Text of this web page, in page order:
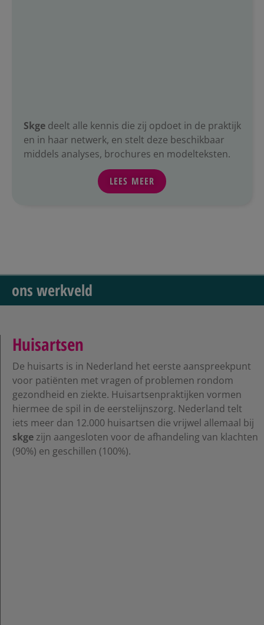
Skge deelt alle kennis die zij opdoet in de praktijk
en in haar netwerk, en stelt deze beschikbaar
middels analyses, brochures en modelteksten.
LEES MEER
ons werkveld
Huisartsen
De huisarts is in Nederland het eerste aanspreekpunt
voor patiënten met vragen of problemen rondom
gezondheid en ziekte. Huisartsenpraktijken vormen
hiermee de spil in de eerstelijnszorg. Nederland telt
iets meer dan 12.000 huisartsen die vrijwel allemaal bij
skgezijn aangesloten voor de afhandeling van klachten
(90%) en geschillen (100%).